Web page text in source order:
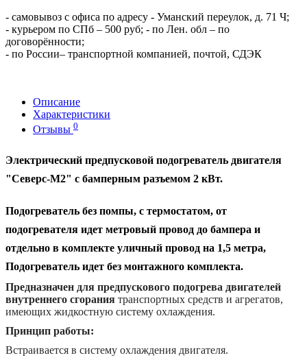
- самовывоз с офиса по адресу - Уманский переулок, д. 71 Ч;
- курьером по СПб – 500 руб; - по Лен. обл – по
договорённости;
- по России– транспортной компанией, почтой, СДЭК
Описание
Характеристики
Отзывы 0
Электрический предпусковой подогреватель двигателя
"Северс-М2" с бамперным разъемом 2 кВт.
Подогреватель без помпы, с термостатом, от
подогревателя идет метровый провод до бампера и
отдельно в комплекте уличный провод на 1,5 метра,
Подогреватель идет без монтажного комплекта.
Предназначен для предпускового подогрева двигателей
внутреннего сгорания транспортных средств и агрегатов,
имеющих жидкостную систему охлаждения.
Принцип работы:
Встраивается в систему охлаждения двигателя.